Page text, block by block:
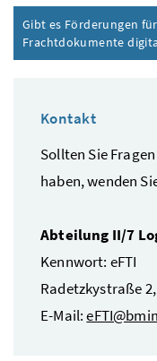
Gibt es Förderungen
Frachtdokumente
Kontakt
Sollten Sie
haben, wenden
Abteilung II/7
Kennwort: eFTI
Radetzkystraße 2,
E-Mail: